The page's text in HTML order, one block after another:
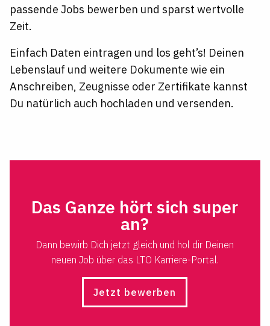
passende Jobs bewerben und sparst wertvolle
Zeit.
Einfach Daten eintragen und los geht’s! Deinen
Lebenslauf und weitere Dokumente wie ein
Anschreiben, Zeugnisse oder Zertifikate kannst
Du natürlich auch hochladen und versenden.
Das Ganze hört sich super
an?
Dann bewirb Dich jetzt gleich und hol dir Deinen
neuen Job über das LTO Karriere-Portal.
Jetzt bewerben